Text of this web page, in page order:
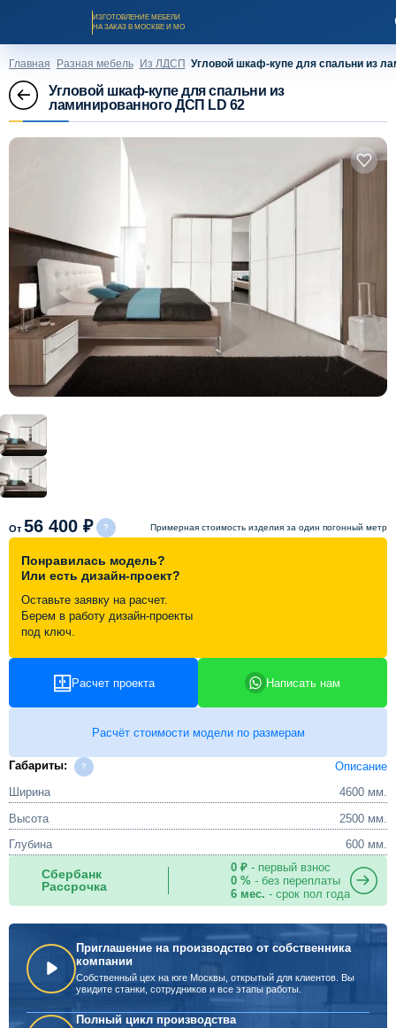
ИЗГОТОВЛЕНИЕ МЕБЕЛИ
НА ЗАКАЗ В МОСКВЕ И МО
Заказать звонок
Каталог мебели на заказ
О компании
Оплата и доставка
Рассрочка и кредит
Схема работы
Акции и скидки
Портфолио
Видеоотзывы
Статьи
Контакты
Главная Разная мебель Из ЛДСП Угловой шкаф-купе для спальни из
Угловой шкаф-купе для спальни из
ламинированного ДСП LD 62
От 56 400 ₽ Примерная стоимость изделия за один погонный метр
Понравилась модель?
Или есть дизайн-проект?
Оставьте заявку на расчет.
Берем в работу дизайн-проекты
под ключ.
Расчет проекта Написать нам
Расчёт стоимости модели по размерам
Габариты:
Описание
Ширина
4600 мм.
Высота
2500 мм.
Глубина
600 мм.
Сбербанк
Рассрочка
0 ₽- первый взнос
0 %- без переплаты
6 мес. - срок пол года
Приглашение на производство от собственника
компании
Собственный цех на юге Москвы, открытый для клиентов. Вы
увидите станки, сотрудников и все этапы работы.
Полный цикл производства